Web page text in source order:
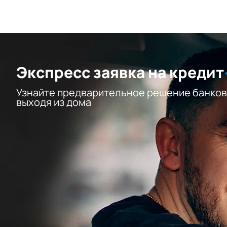
Экспресс заявка на кредит
Узнайте предварительное решение
выходя из дома